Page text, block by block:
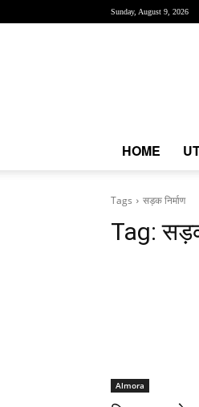
Sunday, August 9, 2026
HOME
Tags सड़क निर्माण
Tag:
Almora